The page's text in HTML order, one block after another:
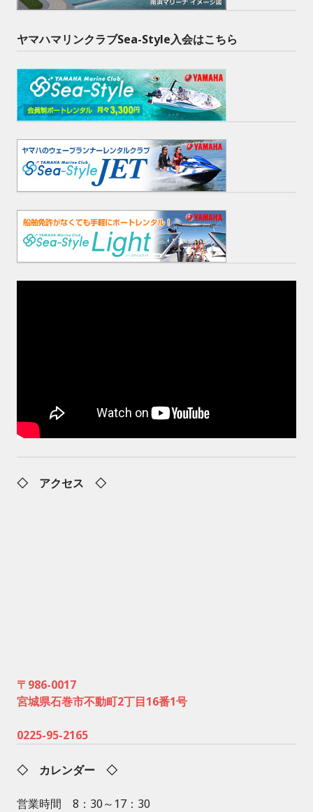
ヤマハマリンクラブSea-Style入会はこちら
◇ アクセス ◇
〒986-0017
宮城県石巻市不動町2丁目16番1号
0225-95-2165
◇ カレンダー ◇
営業時間 8：30～17：30